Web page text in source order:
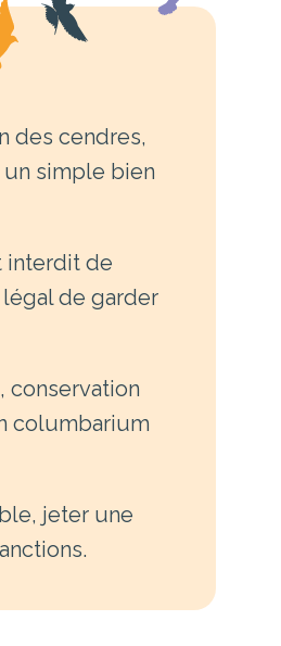
des cendres,
simple bien
interdit de
de garder
conservation
columbarium
jeter une